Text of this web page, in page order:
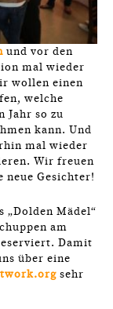
und vor den
mal wieder
wollen einen
welche
Jahr so zu
kann. Und
mal wieder
Wir freuen
neue Gesichter!
„Dolden Mädel“
am
Damit
über eine
sehr